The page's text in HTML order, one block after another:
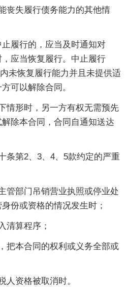
失履行债务能力的其他情
履行的，应当及时通知对
应当恢复履行。中止履行
未恢复履行能力并且未提供适
可以解除合同。
形时，另一方有权无需预先
除本合同，合同自通知送达
第2、3、4、5款约定的严重
部门吊销营业执照或停业处
份或资格的情况发生时；
算程序；
本合同的权利或义务全部或
资格被取消时。